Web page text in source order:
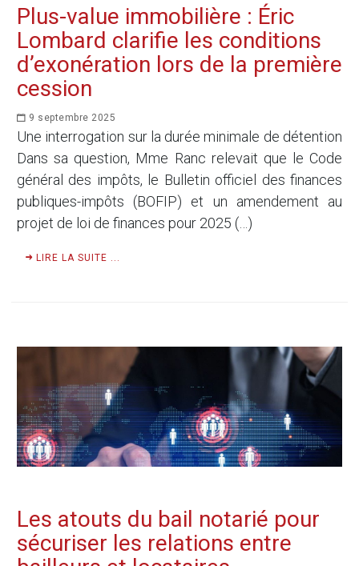
Plus-value immobilière : Éric
Lombard clarifie les conditions
d’exonération lors de la première
cession
9 septembre 2025
Une interrogation sur la durée minimale de détention
Dans sa question, Mme Ranc relevait que le Code
général des impôts, le Bulletin officiel des finances
publiques-impôts (BOFIP) et un amendement au
projet de loi de finances pour 2025 (…)
LIRE LA SUITE ...
Les atouts du bail notarié pour
sécuriser les relations entre